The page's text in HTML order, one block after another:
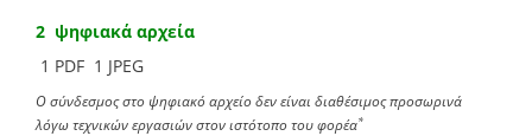
2 ψηφιακά αρχεία
1 PDF 1 JPEG
Ο σύνδεσμος στο ψηφιακό αρχείο δεν είναι διαθέσιμος προσωρινά
λόγω τεχνικών εργασιών στον ιστότοπο του φορέα*